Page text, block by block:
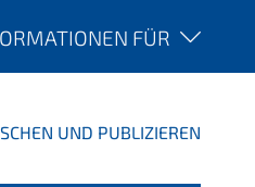
FÜR
UND PUBLIZIEREN